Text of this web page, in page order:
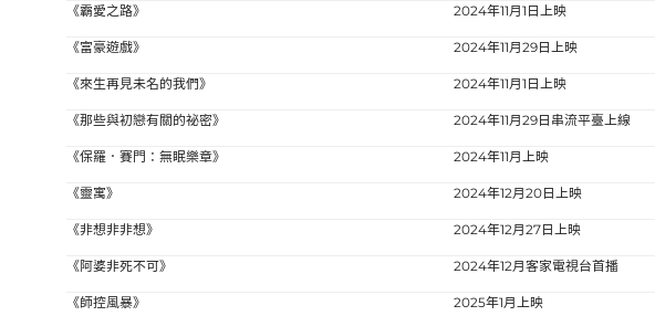
《霸愛之路》 2024年11月1日上映
《富豪遊戲》 2024年11月29日上映
《來生再見未名的我們》 2024年11月1日上映
《那些與初戀有關的祕密》 2024年11月29日串流平臺上線
《保羅．賽門：無眠樂章》 2024年11月上映
《靈寓》 2024年12月20日上映
《非想非非想》 2024年12月27日上映
《阿婆非死不可》 2024年12月客家電視台首播
《師控風暴》 2025年1月上映